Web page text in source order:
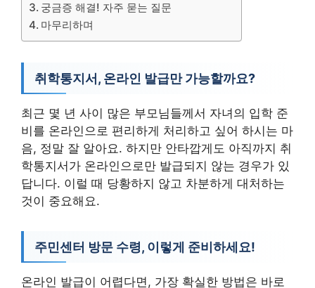
궁금증 해결! 자주 묻는 질문
마무리하며
취학통지서, 온라인 발급만 가능할까요?
최근 몇 년 사이 많은 부모님들께서 자녀의 입학 준
비를 온라인으로 편리하게 처리하고 싶어 하시는 마
음, 정말 잘 알아요. 하지만 안타깝게도 아직까지 취
학통지서가 온라인으로만 발급되지 않는 경우가 있
답니다. 이럴 때 당황하지 않고 차분하게 대처하는
것이 중요해요.
주민센터 방문 수령, 이렇게 준비하세요!
온라인 발급이 어렵다면, 가장 확실한 방법은 바로